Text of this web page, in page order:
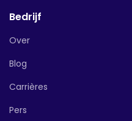
Bedrijf
Over
Blog
Carrières
Pers